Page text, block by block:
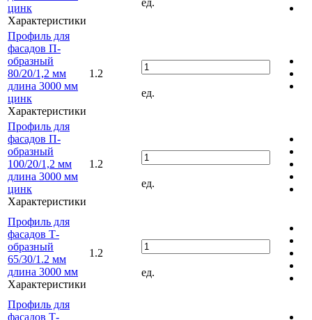
цинк
Характеристики
Профиль для
фасадов П-
образный
80/20/1,2 мм
длина 3000 мм
цинк
Характеристики
1.2
ед.
Профиль для
фасадов П-
образный
100/20/1,2 мм
длина 3000 мм
цинк
Характеристики
1.2
ед.
Профиль для
фасадов Т-
образный
65/30/1.2 мм
длина 3000 мм
Характеристики
1.2
ед.
Профиль для
фасадов Т-